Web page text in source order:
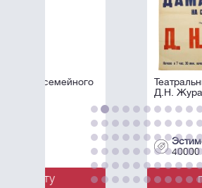
Театральные афиши
Эстимейт:
40000 - 60000
перейти к лоту